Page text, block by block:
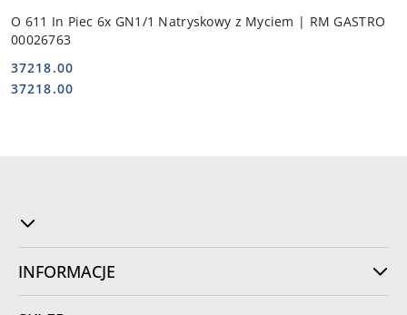
O 611 In Piec 6x GN1/1 Natryskowy z Myciem | RM GASTRO
00026763
Cena:
37218.00
Cena:
37218.00
INFORMACJE